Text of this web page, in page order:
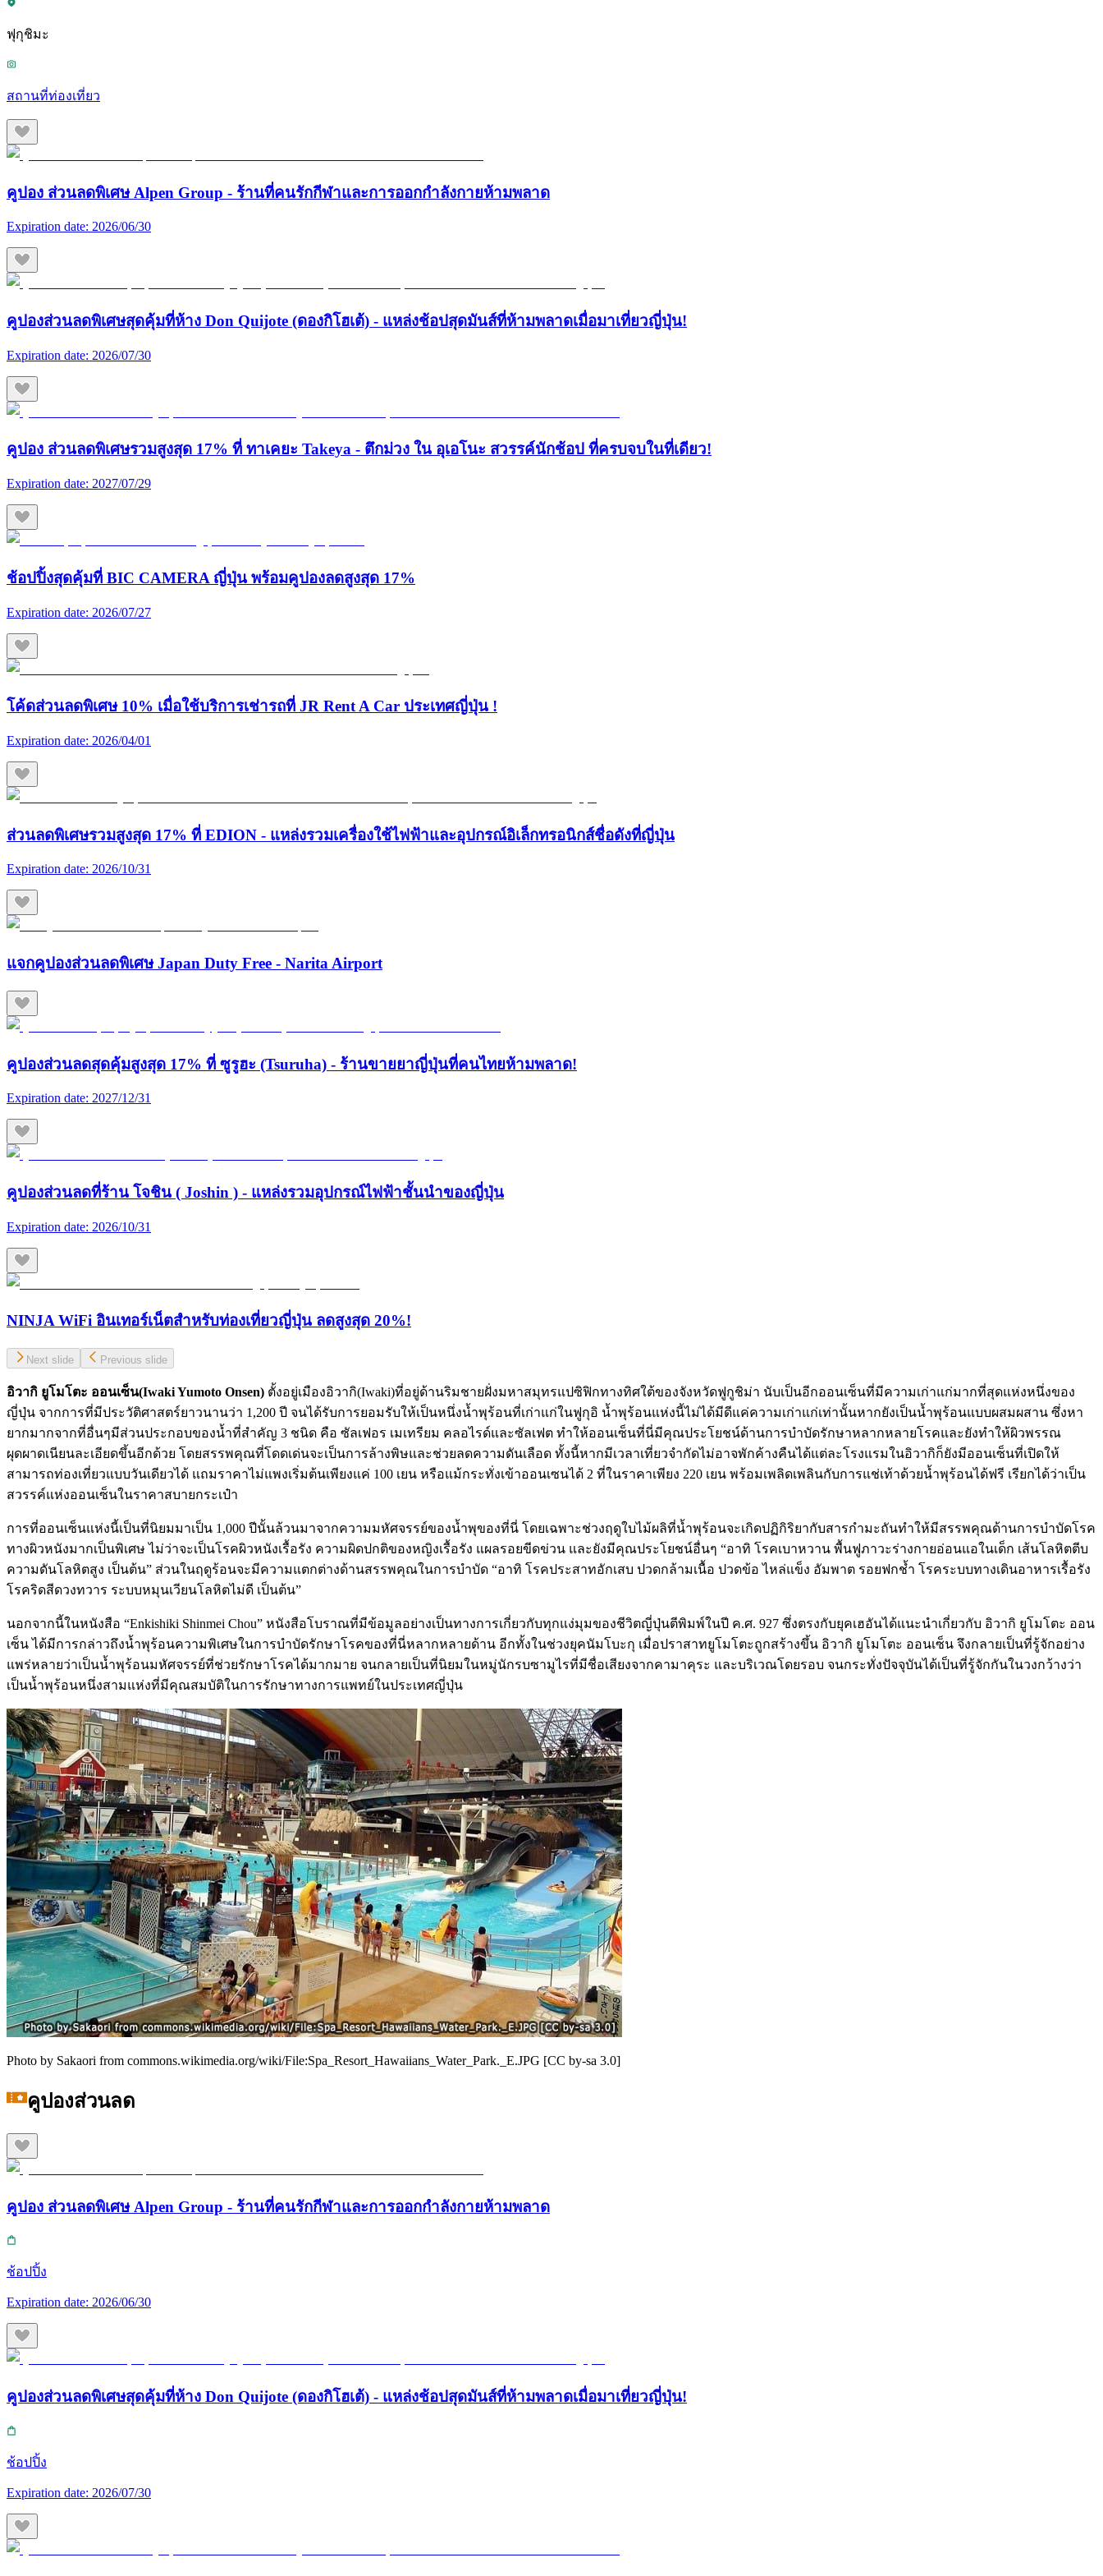
ฟุกุชิมะ
สถานที่ท่องเที่ยว
คูปอง ส่วนลดพิเศษ Alpen Group - ร้านที่คนรักกีฬาและการออกกำลังกายห้ามพลาด
Expiration date: 2026/06/30
คูปองส่วนลดพิเศษสุดคุ้มที่ห้าง Don Quijote (ดองกิโฮเต้) - แหล่งช้อปสุดมันส์ที่ห้ามพลาดเมื่อมาเที่ยวญี่ปุ่น!
Expiration date: 2026/07/30
คูปอง ส่วนลดพิเศษรวมสูงสุด 17% ที่ ทาเคยะ Takeya - ตึกม่วง ใน อุเอโนะ สวรรค์นักช้อป ที่ครบจบในที่เดียว!
Expiration date: 2027/07/29
ช้อปปิ้งสุดคุ้มที่ BIC CAMERA ญี่ปุ่น พร้อมคูปองลดสูงสุด 17%
Expiration date: 2026/07/27
โค้ดส่วนลดพิเศษ 10% เมื่อใช้บริการเช่ารถที่ JR Rent A Car ประเทศญี่ปุ่น !
Expiration date: 2026/04/01
ส่วนลดพิเศษรวมสูงสุด 17% ที่ EDION - แหล่งรวมเครื่องใช้ไฟฟ้าและอุปกรณ์อิเล็กทรอนิกส์ชื่อดังที่ญี่ปุ่น
Expiration date: 2026/10/31
แจกคูปองส่วนลดพิเศษ Japan Duty Free - Narita Airport
คูปองส่วนลดสุดคุ้มสูงสุด 17% ที่ ซูรูฮะ (Tsuruha) - ร้านขายยาญี่ปุ่นที่คนไทยห้ามพลาด!
Expiration date: 2027/12/31
คูปองส่วนลดที่ร้าน โจชิน ( Joshin ) - แหล่งรวมอุปกรณ์ไฟฟ้าชั้นนำของญี่ปุ่น
Expiration date: 2026/10/31
NINJA WiFi อินเทอร์เน็ตสำหรับท่องเที่ยวญี่ปุ่น ลดสูงสุด 20%!
Next slide Previous slide
อิวากิ ยูโมโตะ ออนเซ็น(Iwaki Yumoto Onsen) ตั้งอยู่เมืองอิวากิ(Iwaki)ที่อยู่ด้านริมชายฝั่งมหาสมุทรแปซิฟิกทางทิศใต้ของจังหวัดฟูกูชิม่า นับเป็นอีกออนเซ็นที่มีความเก่าแก่มากที่สุดแห่งหนึ่งของ
ญี่ปุ่น จากการที่มีประวัติศาสตร์ยาวนานว่า 1,200 ปี จนได้รับการยอมรับให้เป็นหนึ่งน้ำพุร้อนที่เก่าแก่ในฟูกุอิ น้ำพุร้อนแห่งนี้ไม่ได้มีดีแค่ความเก่าแก่เท่านั้นหากยังเป็นน้ำพุร้อนแบบผสมผสาน ซึ่งหา
ยากมากจากที่อื่นๆมีส่วนประกอบของน้ำที่สำคัญ 3 ชนิด คือ ซัลเฟอร เมเทรียม คลอไรด์และซัลเฟต ทำให้ออนเซ็นที่นี่มีคุณประโยชน์ด้านการบำบัดรักษาหลากหลายโรคและยังทำให้ผิวพรรณ
ผุดผาดเนียนละเอียดขึ้นอีกด้วย โดยสรรพคุณที่โดดเด่นจะเป็นการล้างพิษและช่วยลดความดันเลือด ทั้งนี้หากมีเวลาเที่ยวจำกัดไม่อาจพักค้างคืนได้แต่ละโรงแรมในอิวากิก็ยังมีออนเซ็นที่เปิดให้
สามารถท่องเที่ยวแบบวันเดียวได้ แถมราคาไม่แพงเริ่มต้นเพียงแค่ 100 เยน หรือแม้กระทั่งเข้าออนเซนได้ 2 ที่ในราคาเพียง 220 เยน พร้อมเพลิดเพลินกับการแช่เท้าด้วยน้ำพุร้อนได้ฟรี เรียกได้ว่าเป็น
สวรรค์แห่งออนเซ็นในราคาสบายกระเป๋า
การที่ออนเซ็นแห่งนี้เป็นที่นิยมมาเป็น 1,000 ปีนั้นล้วนมาจากความมหัศจรรย์ของน้ำพุของที่นี่ โดยเฉพาะช่วงฤดูใบไม้ผลิที่น้ำพุร้อนจะเกิดปฏิกิริยากับสารกำมะถันทำให้มีสรรพคุณด้านการบำบัดโรค
ทางผิวหนังมากเป็นพิเศษ ไม่ว่าจะเป็นโรคผิวหนังเรื้อรัง ความผิดปกติของหญิงเรื้อรัง แผลรอยขีดข่วน และยังมีคุณประโยชน์อื่นๆ “อาทิ โรคเบาหวาน พื้นฟูภาวะร่างกายอ่อนแอในเด็ก เส้นโลหิตตีบ
ความดันโลหิตสูง เป็นต้น” ส่วนในฤดูร้อนจะมีความแตกต่างด้านสรรพคุณในการบำบัด “อาทิ โรคประสาทอักเสบ ปวดกล้ามเนื้อ ปวดข้อ ไหล่แข็ง อัมพาต รอยฟกช้ำ โรคระบบทางเดินอาหารเรื้อรัง
โรคริดสีดวงทวาร ระบบหมุนเวียนโลหิตไม่ดี เป็นต้น”
นอกจากนี้ในหนังสือ “Enkishiki Shinmei Chou” หนังสือโบราณที่มีข้อมูลอย่างเป็นทางการเกี่ยวกับทุกแง่มุมของชีวิตญี่ปุ่นตีพิมพ์ในปี ค.ศ. 927 ซึ่งตรงกับยุคเฮอันได้แนะนำเกี่ยวกับ อิวากิ ยูโมโตะ ออน
เซ็น ได้มีการกล่าวถึงน้ำพุร้อนความพิเศษในการบำบัดรักษาโรคของที่นี่หลากหลายด้าน อีกทั้งในช่วงยุคนัมโบะกุ เมื่อปราสาทยูโมโตะถูกสร้างขึ้น อิวากิ ยูโมโตะ ออนเซ็น จึงกลายเป็นที่รู้จักอย่าง
แพร่หลายว่าเป็นน้ำพุร้อนมหัศจรรย์ที่ช่วยรักษาโรคได้มากมาย จนกลายเป็นที่นิยมในหมู่นักรบซามูไรที่มีชื่อเสียงจากคามาคุระ และบริเวณโดยรอบ จนกระทั่งปัจจุบันได้เป็นที่รู้จักกันในวงกว้างว่า
เป็นน้ำพุร้อนหนึ่งสามแห่งที่มีคุณสมบัติในการรักษาทางการแพทย์ในประเทศญี่ปุ่น
Photo by Sakaori from commons.wikimedia.org/wiki/File:Spa_Resort_Hawaiians_Water_Park._E.JPG [CC by-sa 3.0]
คูปองส่วนลด
คูปอง ส่วนลดพิเศษ Alpen Group - ร้านที่คนรักกีฬาและการออกกำลังกายห้ามพลาด
ช้อปปิ้ง
Expiration date: 2026/06/30
คูปองส่วนลดพิเศษสุดคุ้มที่ห้าง Don Quijote (ดองกิโฮเต้) - แหล่งช้อปสุดมันส์ที่ห้ามพลาดเมื่อมาเที่ยวญี่ปุ่น!
ช้อปปิ้ง
Expiration date: 2026/07/30